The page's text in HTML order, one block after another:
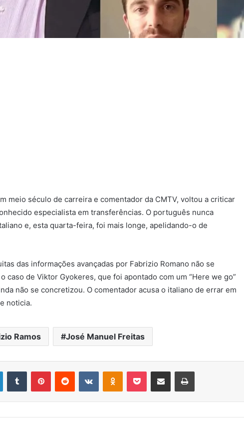
meio século de carreira e comentador da CMTV, voltou a criticar
especialista em transferências. O português nunca
e, esta quarta-feira, foi mais longe, apelidando-o de
das informações avançadas por Fabrizio Romano não se
caso de Viktor Gyokeres, que foi apontado com um “Here we go”
não se concretizou. O comentador acusa o italiano de errar em
noticia.
Ramos José Manuel Freitas
LinkedinTumblr PinterestReddit VK OK Pocket Compartilhar via e-mail Imprimir